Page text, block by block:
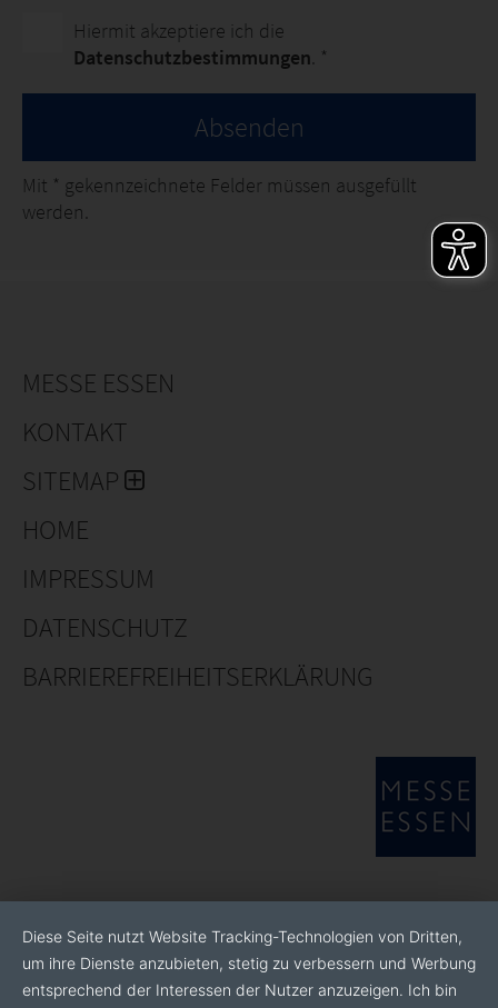
Hiermit akzeptiere ich die
Datenschutzbestimmungen . *
Absenden
Mit * gekennzeichnete Felder müssen ausgefüllt
werden.
MESSE ESSEN
KONTAKT
SITEMAP
HOME
IMPRESSUM
DATENSCHUTZ
BARRIEREFREIHEITSERKLÄRUNG
Diese Seite nutzt Website Tracking-Technologien von Dritten,
um ihre Dienste anzubieten, stetig zu verbessern und Werbung
entsprechend der Interessen der Nutzer anzuzeigen. Ich bin